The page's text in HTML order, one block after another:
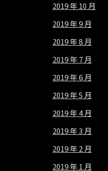
2019 年 10 月
2019 年 9 月
2019 年 8 月
2019 年 7 月
2019 年 6 月
2019 年 5 月
2019 年 4 月
2019 年 3 月
2019 年 2 月
2019 年 1 月